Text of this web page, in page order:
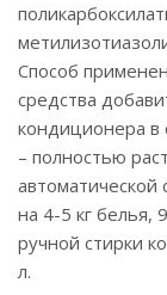
Способ
средства
кондиционера в
– полностью
автоматической
на 4-5 кг белья,
ручной стирки
л.